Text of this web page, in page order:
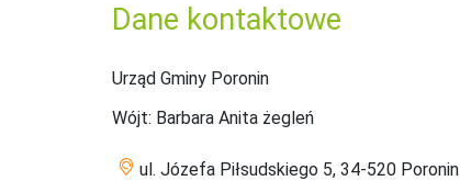
Dane kontaktowe
Urząd Gminy Poronin
Wójt: Barbara Anita żegleń
ul. Józefa Piłsudskiego 5, 34-520 Poronin